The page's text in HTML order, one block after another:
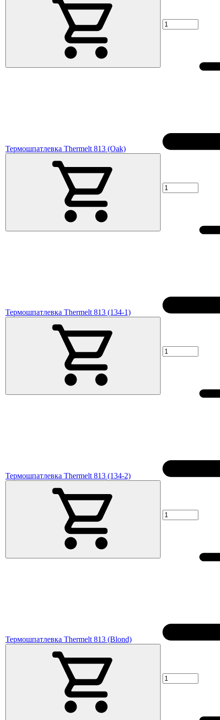
Термошпатлевка Thermelt 813 (Oak)
Термошпатлевка Thermelt 813 (134-1)
Термошпатлевка Thermelt 813 (134-2)
Термошпатлевка Thermelt 813 (Blond)